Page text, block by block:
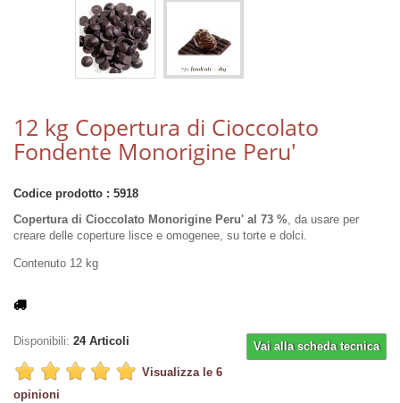
12 kg Copertura di Cioccolato
Fondente Monorigine Peru'
Codice prodotto : 5918
Copertura di Cioccolato Monorigine Peru' al 73 %, da usare per
creare delle coperture lisce e omogenee, su torte e dolci.
Contenuto 12 kg
Vai alla scheda tecnica
Disponibili: 24 Articoli
Visualizza le 6
opinioni